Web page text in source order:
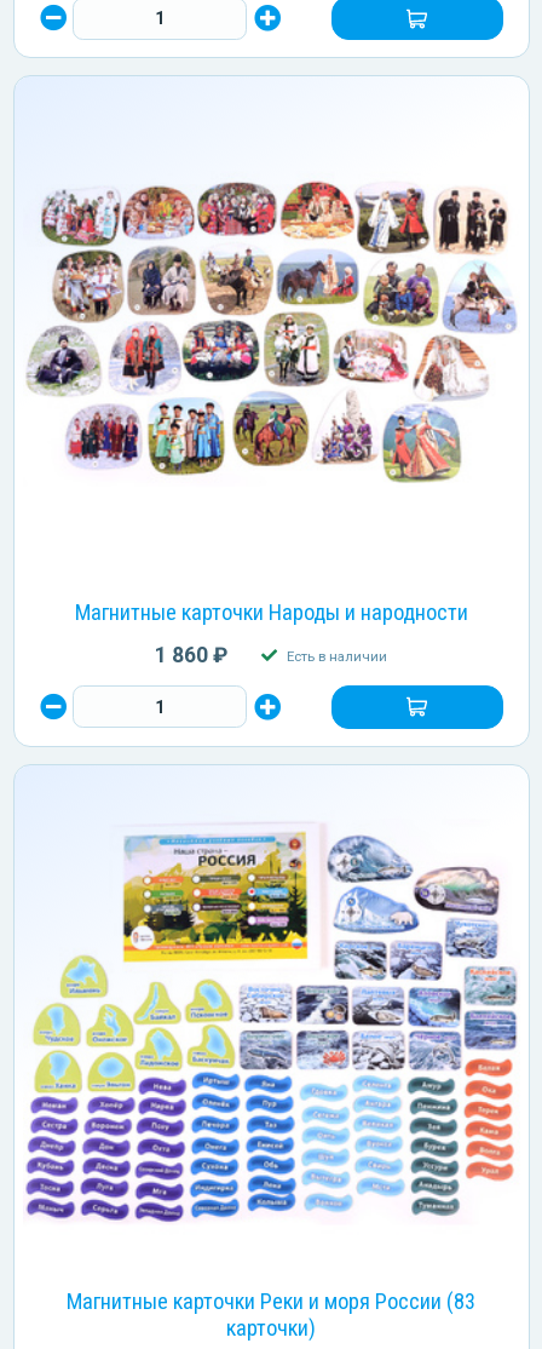
Магнитные карточки Народы и народности
1 860 ₽ Есть в наличии
Магнитные карточки Реки и моря России (83
карточки)